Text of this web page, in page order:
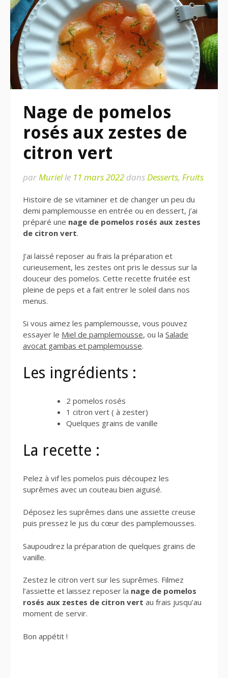
Nage de pomelos
rosés aux zestes de
citron vert
parMurielle 11 mars 2022 dansDesserts, Fruits
Histoire de se vitaminer et de changer un peu du
demi pamplemousse en entrée ou en dessert, j’ai
préparé une nage de pomelos rosés aux zestes
de citron vert.
J’ai laissé reposer au frais la préparation et
curieusement, les zestes ont pris le dessus sur la
douceur des pomelos. Cette recette fruitée est
pleine de peps et a fait entrer le soleil dans nos
menus.
Si vous aimez les pamplemousse, vous pouvez
essayer le Miel de pamplemousse, ou la Salade
avocat gambas et pamplemousse.
Les ingrédients :
2 pomelos rosés
1 citron vert ( à zester)
Quelques grains de vanille
La recette :
Pelez à vif les pomelos puis découpez les
suprêmes avec un couteau bien aiguisé.
Déposez les suprêmes dans une assiette creuse
puis pressez le jus du cœur des pamplemousses.
Saupoudrez la préparation de quelques grains de
vanille.
Zestez le citron vert sur les suprêmes. Filmez
l’assiette et laissez reposer la nage de pomelos
rosés aux zestes de citron vert au frais jusqu’au
moment de servir.
Bon appétit !